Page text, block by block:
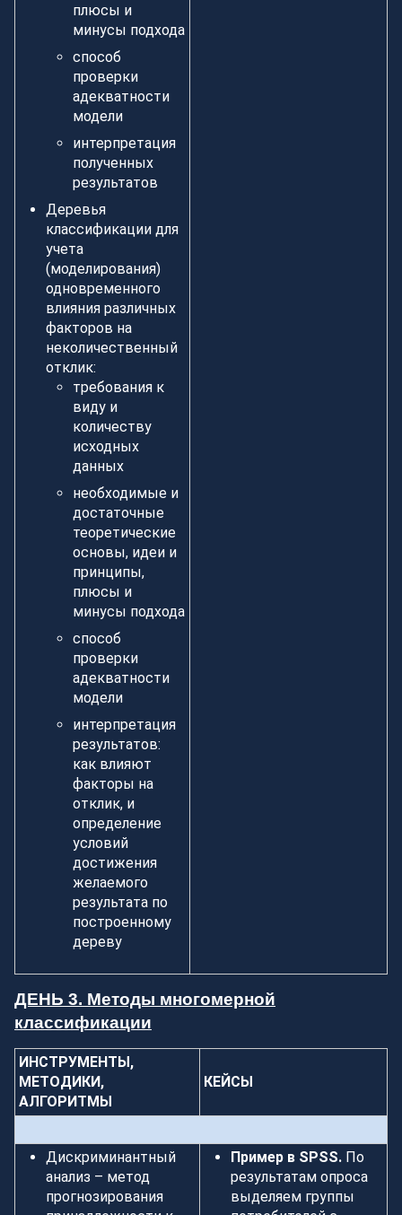
плюсы и
минусы подхода
способ
проверки
адекватности
модели
интерпретация
полученных
результатов
Деревья
классификации для
учета
(моделирования)
одновременного
влияния различных
факторов на
неколичественный
отклик:
требования к
виду и
количеству
исходных
данных
необходимые и
достаточные
теоретические
основы, идеи и
принципы,
плюсы и
минусы подхода
способ
проверки
адекватности
модели
интерпретация
результатов:
как влияют
факторы на
отклик, и
определение
условий
достижения
желаемого
результата по
построенному
дереву
ДЕНЬ 3. Методы многомерной
классификации
ИНСТРУМЕНТЫ,
МЕТОДИКИ,
АЛГОРИТМЫ
КЕЙСЫ
Дискриминантный
анализ – метод
прогнозирования
Пример в SPSS. По
результатам опроса
выделяем группы